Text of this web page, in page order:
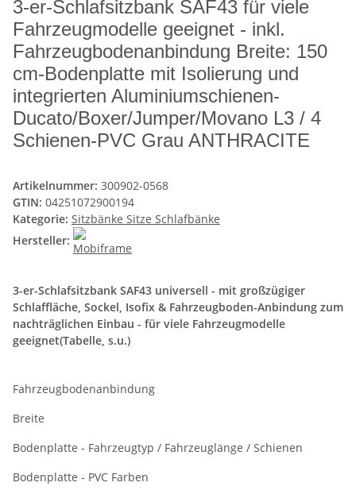
3-er-Schlafsitzbank SAF43 für viele
Fahrzeugmodelle geeignet - inkl.
Fahrzeugbodenanbindung Breite: 150
cm-Bodenplatte mit Isolierung und
integrierten Aluminiumschienen-
Ducato/Boxer/Jumper/Movano L3 / 4
Schienen-PVC Grau ANTHRACITE
Artikelnummer: 300902-0568
GTIN: 04251072900194
Kategorie: Sitzbänke Sitze Schlafbänke
Hersteller:
3-er-Schlafsitzbank SAF43 universell - mit großzügiger
Schlaffläche, Sockel, Isofix & Fahrzeugboden-Anbindung zum
nachträglichen Einbau - für viele Fahrzeugmodelle
geeignet(Tabelle, s.u.)
Fahrzeugbodenanbindung
Breite
Bodenplatte - Fahrzeugtyp / Fahrzeuglänge / Schienen
Bodenplatte - PVC Farben